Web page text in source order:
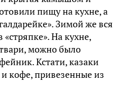
пищу на кухне, а
Зимой же вся
«стряпке». На кухне,
можно было
Кстати, казаки
кофе, привезенные из